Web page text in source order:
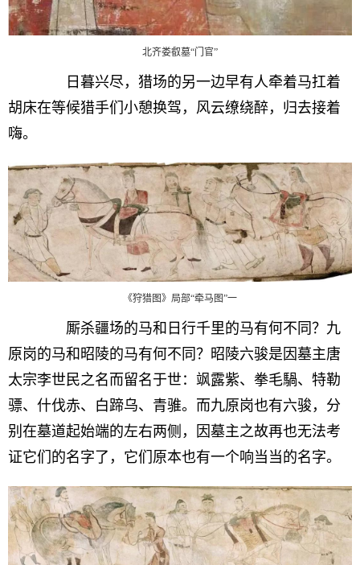
北齐娄叡墓“门官”
日暮兴尽，猎场的另一边早有人牵着马扛着
胡床在等候猎手们小憩换驾，风云缭绕醉，归去接着
嗨。
《狩猎图》局部“牵马图”一
厮杀疆场的马和日行千里的马有何不同？九
原岗的马和昭陵的马有何不同？昭陵六骏是因墓主唐
太宗李世民之名而留名于世：飒露紫、拳毛騧、特勒
骠、什伐赤、白蹄乌、青骓。而九原岗也有六骏，分
别在墓道起始端的左右两侧，因墓主之故再也无法考
证它们的名字了，它们原本也有一个响当当的名字。